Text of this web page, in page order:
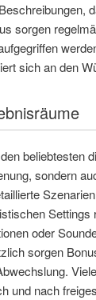
sorgen
sich an den
beliebtesten
sondern
oder
sorgen
und nach